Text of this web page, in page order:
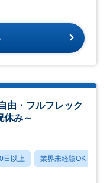
由・フルフレック
休み～
日以上 業界未経験OK